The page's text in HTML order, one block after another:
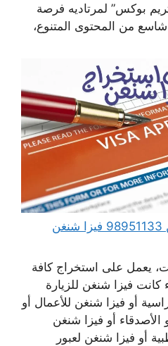
بوكس” لمرتاديه فرصة
من المحتوى المتنوع،
مكتب استخراج فيزا شنغن 98951133 فيزا شنغن
يعمل على استخراج كافة
فيزا شنغن للزيارة
أو فيزا شنغن للأعمال أو
الأصدقاء أو فيزا شنغن
أو فيزا شنغن لعبور